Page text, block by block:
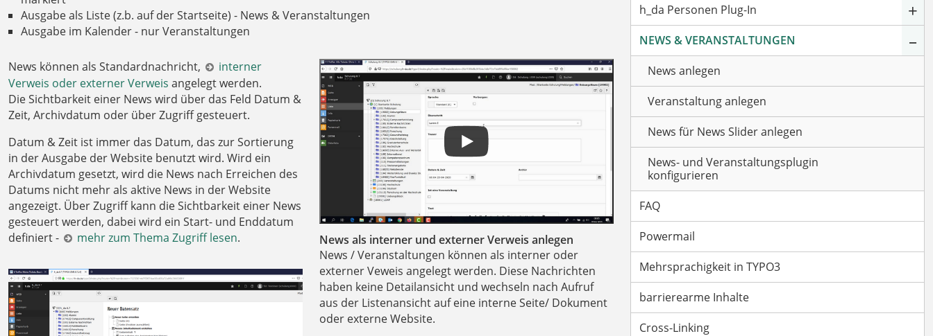
Ausgabe als Liste (z.b. auf der Startseite) - News & Veranstaltungen
Ausgabe im Kalender - nur Veranstaltungen
News können als Standardnachricht,
interner
Verweis oder externer Verweis angelegt werden.
Die Sichtbarkeit einer News wird über das Feld Datum &
Zeit, Archivdatum oder über Zugriff gesteuert.
Datum & Zeit ist immer das Datum, das zur Sortierung
in der Ausgabe der Website benutzt wird. Wird ein
Archivdatum gesetzt, wird die News nach Erreichen des
Datums nicht mehr als aktive News in der Website
angezeigt. Über Zugriff kann die Sichtbarkeit einer News
gesteuert werden, dabei wird ein Start- und Enddatum
definiert -
mehr zum Thema Zugriff lesen. News als interner und externer Verweis anlegen
News / Veranstaltungen können als interner oder
externer Veweis angelegt werden. Diese Nachrichten
haben keine Detailansicht und wechseln nach Aufruf
aus der Listenansicht auf eine interne Seite/ Dokument
oder externe Website.
h_da Personen Plug-In
+
NEWS & VERANSTALTUNGEN
News anlegen
Veranstaltung anlegen
News für News Slider anlegen
News- und Veranstaltungsplugin
konfigurieren
–
FAQ
Powermail
Mehrsprachigkeit in TYPO3
barrierearme Inhalte
Cross-Linking